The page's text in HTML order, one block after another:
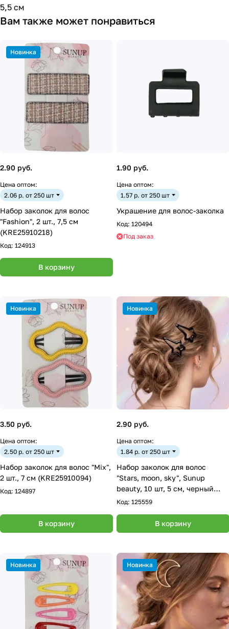
5,5 см
Вам также может понравиться
Новинка
2.90 руб.
Цена оптом:
2.06 р. от 250 шт
Набор заколок для волос
"Fashion", 2 шт., 7,5 см
(KRE25910218)
Код: 124913
В корзину
1.90 руб.
Цена оптом:
1.57 р. от 250 шт
Украшение для волос-заколка
Код: 120494
Под заказ
Новинка
3.50 руб.
Цена оптом:
2.50 р. от 250 шт
Набор заколок для волос "Mix",
2 шт., 7 см (KRE25910094)
Код: 124897
В корзину
Новинка
2.90 руб.
Цена оптом:
1.84 р. от 250 шт
Набор заколок для волос
"Stars, moon, sky", Sunup
beauty, 10 шт, 5 см, черный
(ML-3026)
Код: 125559
В корзину
Новинка Новинка